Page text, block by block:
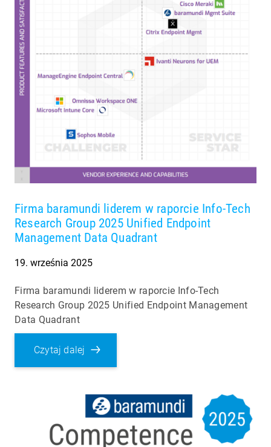
Firma baramundi liderem w raporcie Info-Tech
Research Group 2025 Unified Endpoint
Management Data Quadrant
19. września 2025
Firma baramundi liderem w raporcie Info-Tech
Research Group 2025 Unified Endpoint Management
Data Quadrant
Czytaj dalej